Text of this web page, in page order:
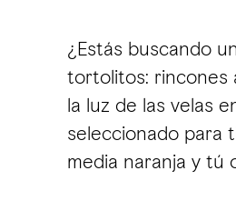
¿Estás buscando
tortolitos: rincones
la luz de las velas
seleccionado para
media naranja y tú